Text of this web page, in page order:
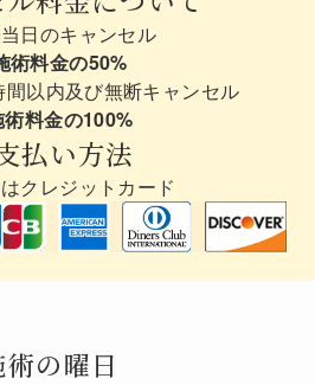
日のキャンセル
術料金の50%
間以内及び無断キャンセル
術料金の100%
払い方法
クレジットカード
の曜日